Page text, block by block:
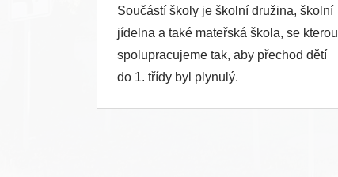
Součástí školy je školní družina, školní
jídelna a také mateřská škola, se kterou
spolupracujeme tak, aby přechod dětí
do 1. třídy byl plynulý.